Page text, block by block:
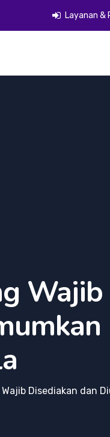
Layanan &
Wajib
Disediakan dan